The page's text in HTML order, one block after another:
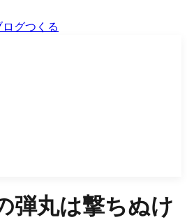
ログつくる
弾丸は撃ちぬけ